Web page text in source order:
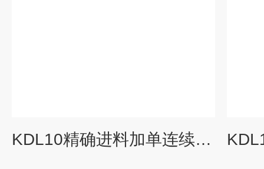
KDL10精确进料加单连续出料型分子蒸馏设备